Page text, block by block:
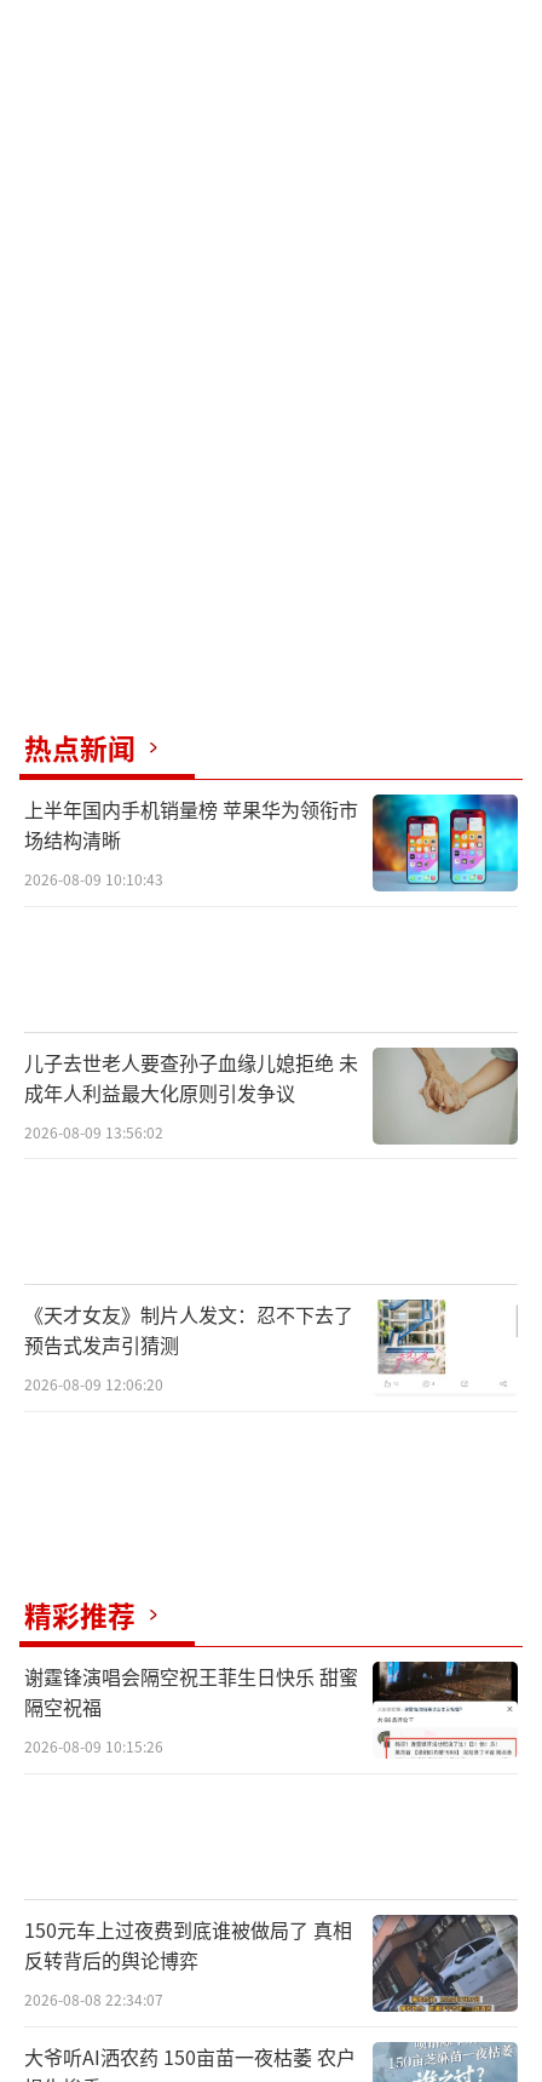
热点新闻
上半年国内手机销量榜 苹果华为领衔市
场结构清晰
2026-08-09 10:10:43
儿子去世老人要查孙子血缘儿媳拒绝 未
成年人利益最大化原则引发争议
2026-08-09 13:56:02
《天才女友》制片人发文：忍不下去了
预告式发声引猜测
2026-08-09 12:06:20
精彩推荐
谢霆锋演唱会隔空祝王菲生日快乐 甜蜜
隔空祝福
2026-08-09 10:15:26
150元车上过夜费到底谁被做局了 真相
反转背后的舆论博弈
2026-08-08 22:34:07
大爷听AI洒农药 150亩苗一夜枯萎 农户